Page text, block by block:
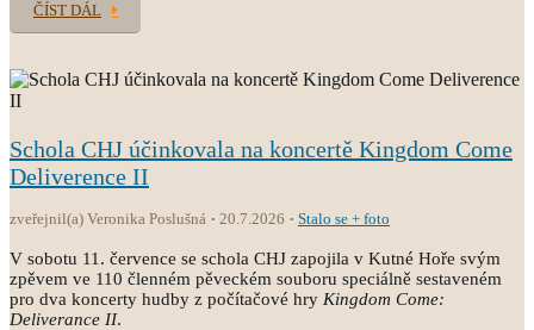
ČÍST DÁL
Schola CHJ účinkovala na koncertě Kingdom Come
Deliverence II
zveřejnil(a) Veronika Poslušná 20.7.2026 Stalo se + foto
V sobotu 11. července se schola CHJ zapojila v Kutné Hoře svým
zpěvem ve 110 členném pěveckém souboru speciálně sestaveném
pro dva koncerty hudby z počítačové hry Kingdom Come:
Deliverance II.